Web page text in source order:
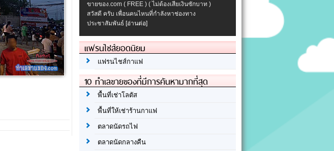
ขายของ.com ( FREE ) ( ไม่ต้องเสียเงินซักบาท )
สวัสดี ครับ เพื่อนคนไหนที่กำลังหาช่องทาง
ประชาสัมพันธ์ [อ่านต่อ]
แฟรนไชส์ยอดนิยม
แฟรนไชส์กาแฟ
10 ทำเลขายของที่มีการค้นหามากที่สุด
พื้นที่เช่าโลตัส
พื้นที่ให้เช่าร้านกาแฟ
ตลาดนัดรถไฟ
ตลาดนัดกลางคืน